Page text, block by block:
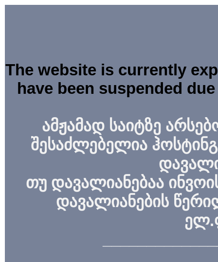
The website is currently
have been suspended
ამჟამად საიტზე
შესაძლებელია
თუ დავალიანებაა
დავალიანების